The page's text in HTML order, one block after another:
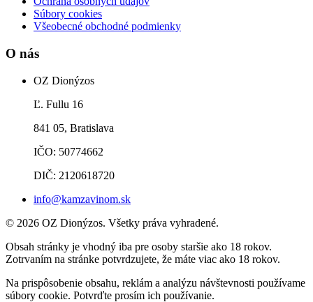
Súbory cookies
Všeobecné obchodné podmienky
O nás
OZ Dionýzos
Ľ. Fullu 16
841 05, Bratislava
IČO: 50774662
DIČ: 2120618720
info@kamzavinom.sk
© 2026 OZ Dionýzos. Všetky práva vyhradené.
Obsah stránky je vhodný iba pre osoby staršie ako 18 rokov.
Zotrvaním na stránke potvrdzujete, že máte viac ako 18 rokov.
Na prispôsobenie obsahu, reklám a analýzu návštevnosti používame
súbory cookie. Potvrďte prosím ich používanie.